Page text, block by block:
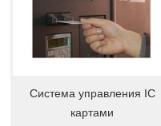
Система управления IC
картами